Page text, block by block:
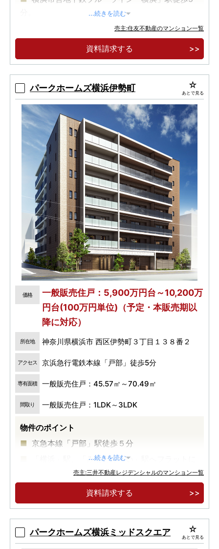
【実物見学可能】2025年度グッドデザイン賞
受賞。全165邸の免震レジデンス。
【先着順販売受付】1LD・K～3LD・Kの多彩な
...続きを読む
売主:住友不動産のマンション一覧
資料請求する
パークホームズ横浜伊勢町 あとで見る
価格
一般販売住戸：5,900万円台～10,200万
円台(100万円単位)（予定・本販売期以
降に対応）
所在地 神奈川県横浜市 西区伊勢町３丁目１３８番２
アクセス 京浜急行電鉄本線「戸部」徒歩5分
専有面積 一般販売住戸：45.57㎡～70.49㎡
間取り 一般販売住戸：1LDK～3LDK
物件のポイント
京急本線「戸部」駅徒歩５分
「横浜」駅、「みなとみらい」駅へフラットに
繋がる徒歩１８分
１ＬＤＫ～３ＬＤＫ、４５㎡台～７０㎡台のプ
ランバリエーション、プライバシー性を高める内
...続きを読む
売主:三井不動産レジデンシャルのマンション一覧
資料請求する
パークホームズ横浜ミッドスクエア あとで見る